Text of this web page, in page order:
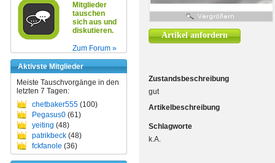
Mitglieder
tauschen
sich aus und
diskutieren.
Zum Forum »
Aktivste Mitglieder
Meiste Tauschvorgänge in den
letzten 7 Tagen:
chetbaker555 (100)
Pegasus0 (61)
yeiting (48)
patrikbeck (48)
fckfanole (36)
Artikel anfordern
Zustandsbeschreibung
gut
Artikelbeschreibung
Schlagworte
k.A.